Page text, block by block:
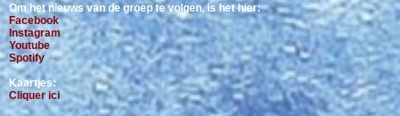
Om het nieuws van de groep te volgen, is het hier:
Facebook
Instagram
Youtube
Spotify
Kaartjes:
Cliquer ici